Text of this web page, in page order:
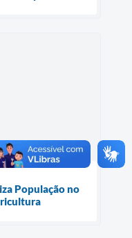
População no